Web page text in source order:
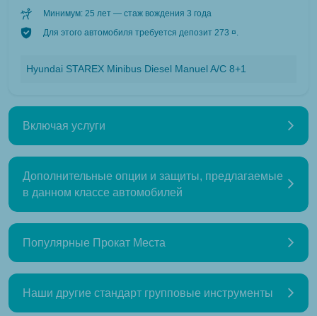
Минимум: 25 лет — стаж вождения 3 года
Для этого автомобиля требуется депозит 273 ¤.
Hyundai STAREX Minibus Diesel Manuel A/C 8+1
Включая услуги
Дополнительные опции и защиты, предлагаемые
в данном классе автомобилей
Популярные Прокат Места
Наши другие стандарт групповые инструменты